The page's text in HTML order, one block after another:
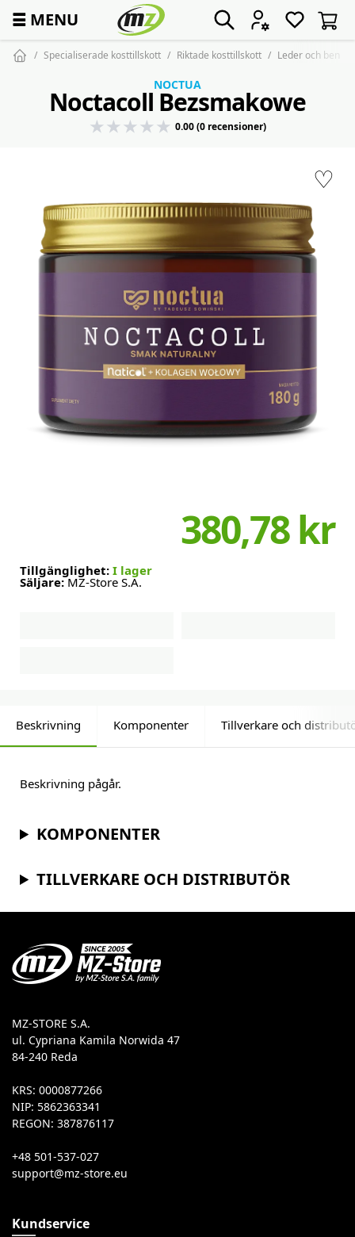
☰ MENU
Specialiserade kosttillskott Riktade kosttillskott Leder och ben
♡
NOCTUA
Noctacoll Bezsmakowe
0.00 (0 recensioner)
380,78 kr
Tillgänglighet: I lager
Säljare: MZ-Store S.A.
Beskrivning Komponenter Tillverkare och
Beskrivning pågår.
KOMPONENTER
TILLVERKARE OCH DISTRIBUTÖR
MZ-STORE S.A.
ul. Cypriana Kamila Norwida 47
84-240 Reda
KRS: 0000877266
NIP: 5862363341
REGON: 387876117
+48 501-537-027
Kundservice